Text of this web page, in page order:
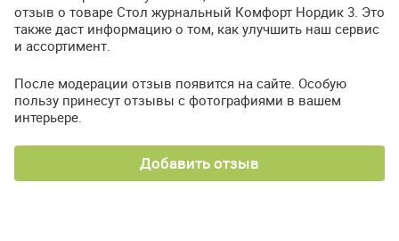
отзыв о товаре Стол журнальный Комфорт Нордик 3. Это
также даст информацию о том, как улучшить наш сервис
и ассортимент.
После модерации отзыв появится на сайте. Особую
пользу принесут отзывы с фотографиями в вашем
интерьере.
Добавить отзыв